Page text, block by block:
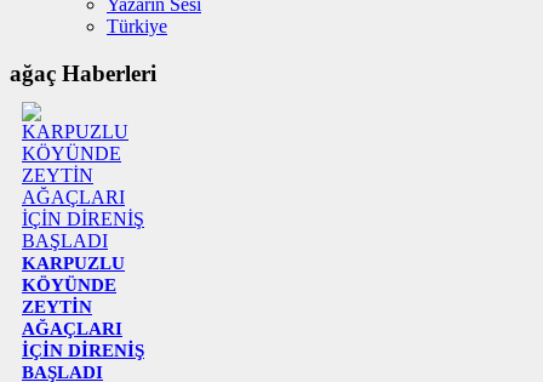
Yazarın Sesi
Türkiye
ağaç Haberleri
KARPUZLU
KÖYÜNDE
ZEYTİN
AĞAÇLARI
İÇİN DİRENİŞ
BAŞLADI